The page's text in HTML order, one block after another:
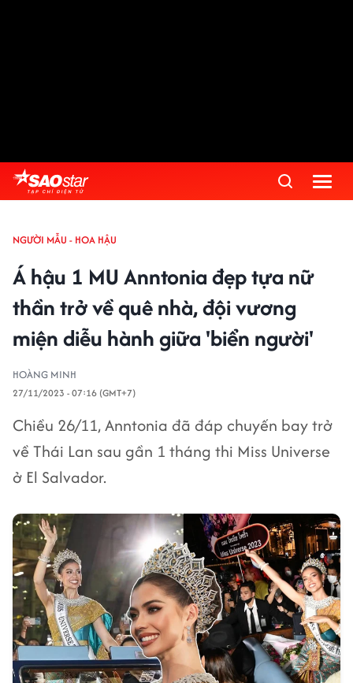
NGƯỜI MẪU - HOA HẬU
Á hậu 1 MU Anntonia đẹp tựa nữ
thần trở về quê nhà, đội vương
miện diễu hành giữa 'biển người'
HOÀNG MINH
27/11/2023 - 07:16 (GMT+7)
Chiều 26/11, Anntonia đã đáp chuyến bay trở
về Thái Lan sau gần 1 tháng thi Miss Universe
ở El Salvador.